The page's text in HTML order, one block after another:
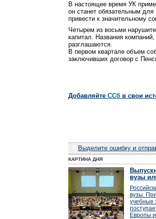
В настоящее время УК
он станет обязательным
привести к значительному
Четырем из восьми
капитал. Названия
разглашаются.
В первом квартале объем
заключивших договор с
Добавляйте CСб в свои
Выделите ошибку и
КАРТИНА ДНЯ
вузы
вузы.
учебные
Европы